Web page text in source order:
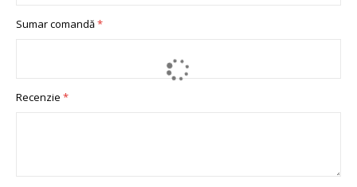
Sumar comandă
Recenzie